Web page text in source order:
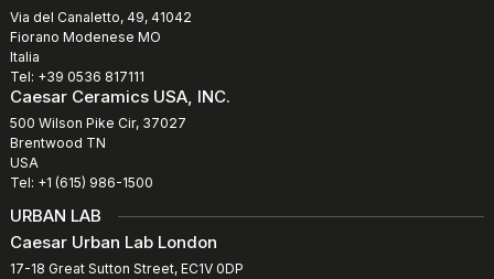
Via del Canaletto, 49, 41042
Fiorano Modenese MO
Italia
Tel: +39 0536 817111
Caesar Ceramics USA, INC.
500 Wilson Pike Cir, 37027
Brentwood TN
USA
Tel: +1 (615) 986-1500
URBAN LAB
Caesar Urban Lab London
17-18 Great Sutton Street, EC1V 0DP